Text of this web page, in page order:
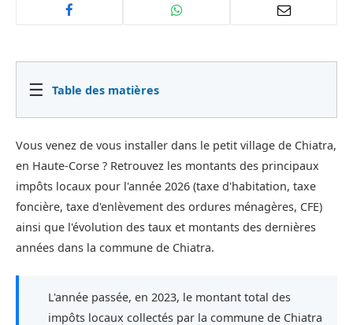
☰ Table des matières
Vous venez de vous installer dans le petit village de Chiatra,
en Haute-Corse ? Retrouvez les montants des principaux
impôts locaux pour l'année 2026 (taxe d'habitation, taxe
foncière, taxe d'enlèvement des ordures ménagères, CFE)
ainsi que l'évolution des taux et montants des dernières
années dans la commune de Chiatra.
L'année passée, en 2023, le montant total des
impôts locaux collectés par la commune de Chiatra